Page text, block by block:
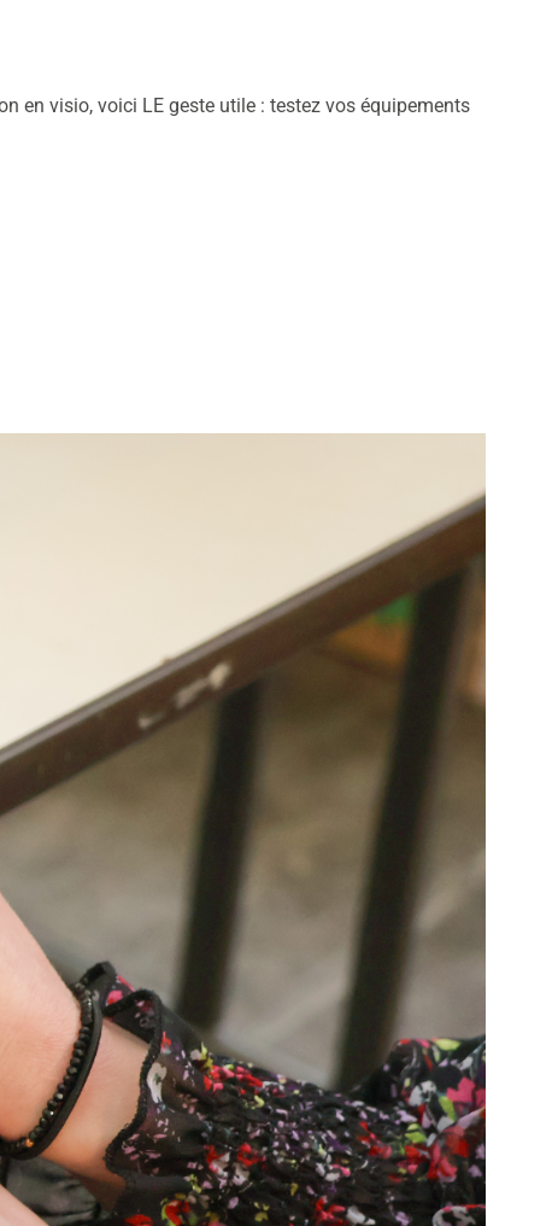
en visio, voici LE geste utile : testez vos équipements